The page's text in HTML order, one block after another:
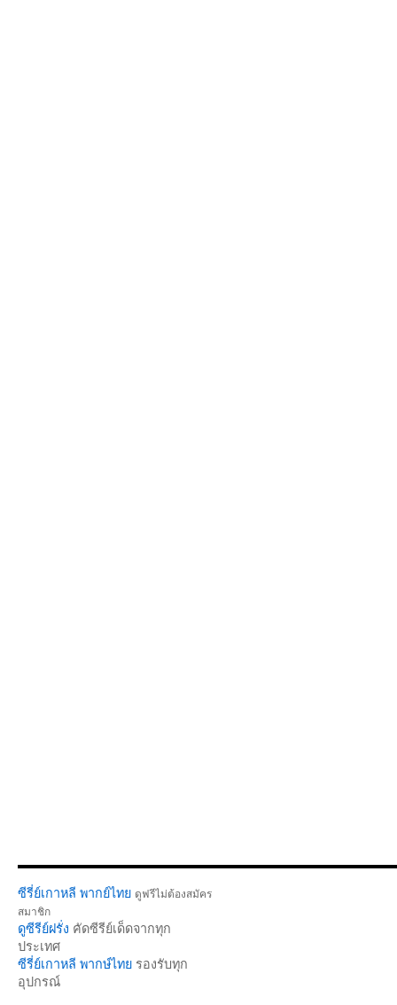
ซีรี่ย์เกาหลี พากย์ไทย ดูฟรีไม่ต้องสมัคร
สมาชิก
ดูซีรีย์ฝรั่ง คัดซีรีย์เด็ดจากทุก
ประเทศ
ซีรี่ย์เกาหลี พากษ์ไทย รองรับทุก
อุปกรณ์